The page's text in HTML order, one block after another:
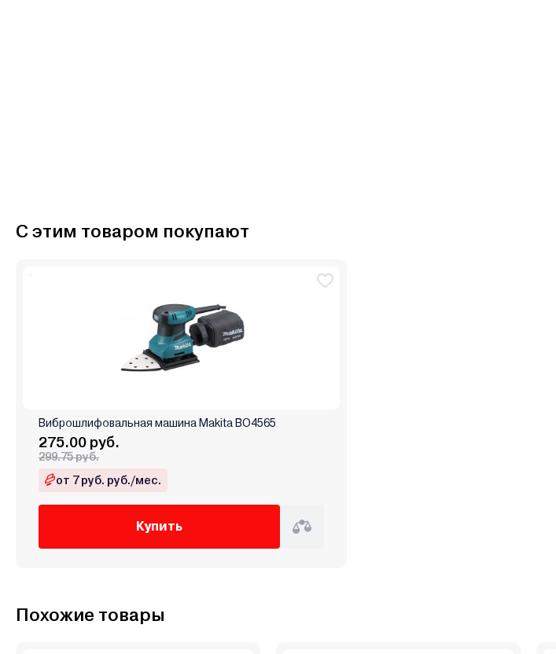
С этим товаром покупают
Виброшлифовальная машина Makita BO4565
275.00 руб.
299.75 руб.
от 7 руб. руб./мес.
Купить
Похожие товары